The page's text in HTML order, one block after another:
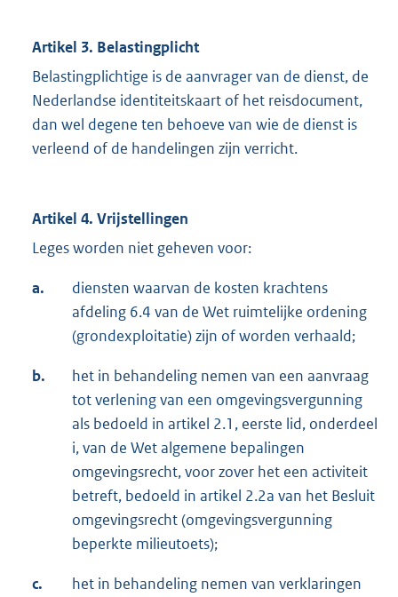
Artikel 3. Belastingplicht
Belastingplichtige is de aanvrager van de dienst, de
Nederlandse identiteitskaart of het reisdocument,
dan wel degene ten behoeve van wie de dienst is
verleend of de handelingen zijn verricht.
Artikel 4. Vrijstellingen
Leges worden niet geheven voor:
a.
diensten waarvan de kosten krachtens
afdeling 6.4 van de Wet ruimtelijke ordening
(grondexploitatie) zijn of worden verhaald;
b.
het in behandeling nemen van een aanvraag
tot verlening van een omgevingsvergunning
als bedoeld in artikel 2.1, eerste lid, onderdeel
i, van de Wet algemene bepalingen
omgevingsrecht, voor zover het een activiteit
betreft, bedoeld in artikel 2.2a van het Besluit
omgevingsrecht (omgevingsvergunning
beperkte milieutoets);
c.
het in behandeling nemen van verklaringen